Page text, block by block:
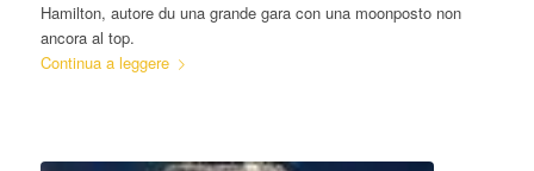
Hamilton, autore du una grande gara con una moonposto non
ancora al top.
Continua a leggere